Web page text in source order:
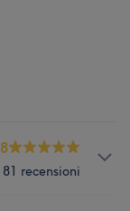
81 recensioni